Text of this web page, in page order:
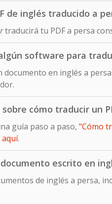
de inglés traducido a
traducirá tu PDF a persa
software para
documento en inglés a
cómo traducir un
guía paso a paso, "Cómo
aquí.
escrito en
de inglés a persa,